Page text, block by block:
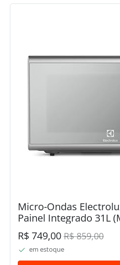
Micro-Ondas
Painel Integrado 31L
R$ 749,00R$ 859,00
em estoque